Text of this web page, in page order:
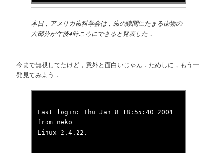
本日，アメリカ歯科学会は，歯の隙間にたまる歯垢の
大部分が午後4時ころにできると発表した．
今まで無視してたけど，意外と面白いじゃん．ためしに，もう一
発見てみよう．
Last login: Thu Jan 8 18:55:40 2004
from neko
Linux 2.4.22.